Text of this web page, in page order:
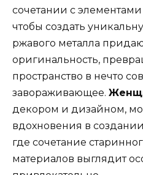
сочетании с
чтобы создать
ржавого металла
оригинальность,
пространство в нечто
завораживающее.
декором и дизайном,
вдохновения в
где сочетание
материалов выглядит